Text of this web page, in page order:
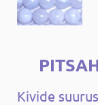
Kivide